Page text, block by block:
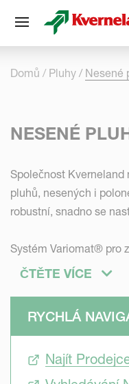
Domů Pluhy Nesené
NESENÉ
Společnost
pluhů, nesených i
robustní, snadno se
Systém Variomat® pro
kombinován s
"Automatického
životnost pluhu a
sobě pro dosažení
ČTĚTE VÍCE
RYCHLÁ
Najít
Panel pro správu cookies